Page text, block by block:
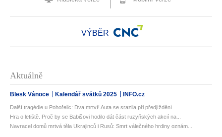
VÝBĚR
Aktuálně
Blesk Vánoce Kalendář svátků 2025 INFO.cz
Další tragédie u Pohořelic: Dva mrtví! Auta se srazila při předjíždění
Hra o letiště. Proč by se Babišovi hodilo dát část ruzyňských akcií na...
Navracel domů mrtvá těla Ukrajinců i Rusů: Smrt válečného hrdiny oznám...